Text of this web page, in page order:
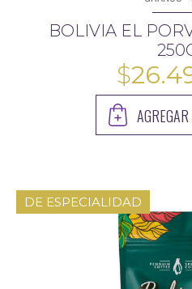
BOLIVIA EL
$
DE ESPECIALIDAD